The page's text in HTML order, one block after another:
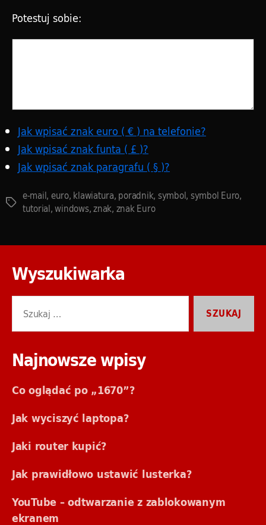
Potestuj sobie:
Jak wpisać znak euro ( € ) na telefonie?
Jak wpisać znak funta ( £ )?
Jak wpisać znak paragrafu ( § )?
Tagi e-mail, euro, klawiatura, poradnik, symbol, symbol Euro,
tutorial,windows,znak, znak Euro
Wyszukiwarka
Najnowsze wpisy
Co oglądać po „1670”?
Jak wyciszyć laptopa?
Jaki router kupić?
Jak prawidłowo ustawić lusterka?
YouTube – odtwarzanie z zablokowanym
ekranem